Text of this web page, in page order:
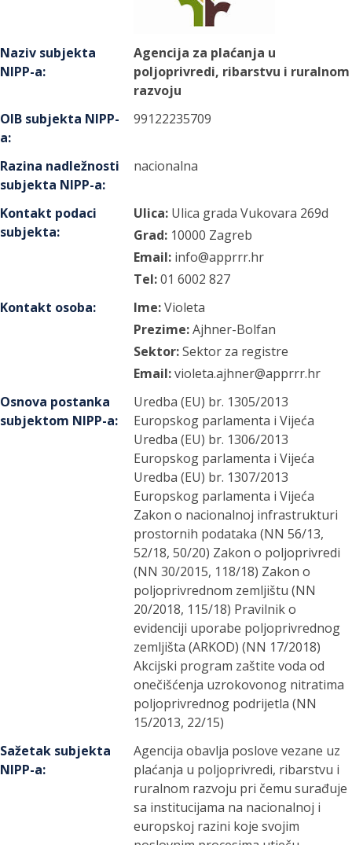
Naziv subjekta
NIPP-a:
Agencija za plaćanja u
poljoprivredi, ribarstvu i ruralnom
razvoju
OIB subjekta NIPP-
a:
99122235709
Razina nadležnosti
subjekta NIPP-a:
nacionalna
Kontakt podaci
subjekta:
Ulica: Ulica grada Vukovara 269d
Grad: 10000 Zagreb
Email: info@apprrr.hr
Tel:01 6002 827
Kontakt osoba: Ime:Violeta
Prezime:Ajhner-Bolfan
Sektor:Sektor za registre
Email:violeta.ajhner@apprrr.hr
Osnova postanka
subjektom NIPP-a:
Uredba (EU) br. 1305/2013
Europskog parlamenta i Vijeća
Uredba (EU) br. 1306/2013
Europskog parlamenta i Vijeća
Uredba (EU) br. 1307/2013
Europskog parlamenta i Vijeća
Zakon o nacionalnoj infrastrukturi
prostornih podataka (NN 56/13,
52/18, 50/20) Zakon o poljoprivredi
(NN 30/2015, 118/18) Zakon o
poljoprivrednom zemljištu (NN
20/2018, 115/18) Pravilnik o
evidenciji uporabe poljoprivrednog
zemljišta (ARKOD) (NN 17/2018)
Akcijski program zaštite voda od
onečišćenja uzrokovonog nitratima
poljoprivrednog podrijetla (NN
15/2013, 22/15)
Sažetak subjekta
NIPP-a:
Agencija obavlja poslove vezane uz
plaćanja u poljoprivredi, ribarstvu i
ruralnom razvoju pri čemu surađuje
sa institucijama na nacionalnoj i
europskoj razini koje svojim